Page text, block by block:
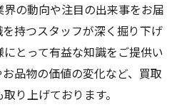
の動向や注目の出来事をお届
持つスタッフが深く掘り下げ
とって有益な知識をご提供い
品物の価値の変化など、買取
り上げております。